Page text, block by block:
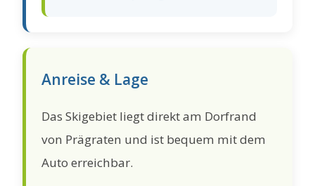
Anreise & Lage
Das Skigebiet liegt direkt am Dorfrand
von Prägraten und ist bequem mit dem
Auto erreichbar.